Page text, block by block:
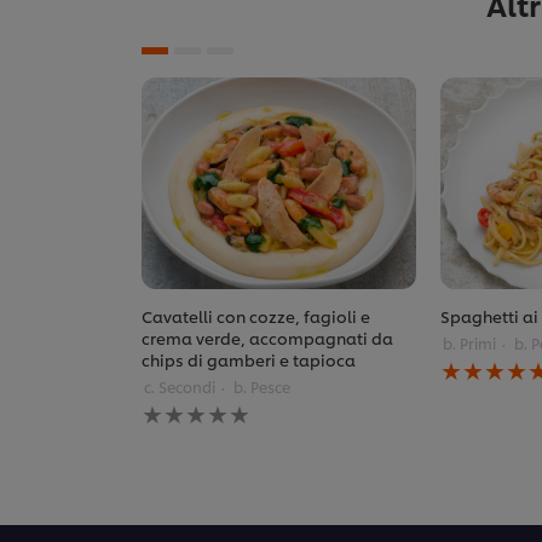
Cavatelli con cozze, fagioli e
crema verde, accompagnati da
chips di gamberi e tapioca
c. Secondi b. Pesce
Nessuna
valutazione
Spaghetti
b. Primi b.
La
valutazione